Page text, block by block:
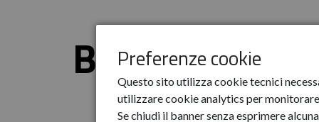
Preferenze cookie
Questo sito utilizza cookie tecnici
utilizzare cookie analytics per
Se chiudi il banner senza esprimere
Bandi di